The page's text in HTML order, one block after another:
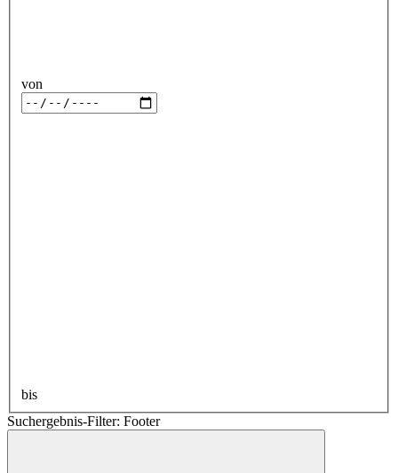
von
bis
Suchergebnis-Filter: Footer